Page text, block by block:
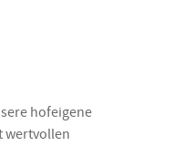
hofeigene
wertvollen